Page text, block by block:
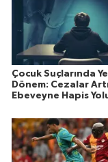
Çocuk Suçlarında
Dönem: Cezalar
Ebeveyne Hapis